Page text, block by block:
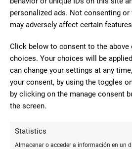
personalized ads. Not consenting
may adversely affect certain
Click below to consent to the above
choices. Your choices will be
can change your settings at any
your consent, by using the toggles
by clicking on the manage consent
the screen.
Statistics
Almacenar o acceder a información en un
un estatus de prestigio y
-Parker: Combina a la perfección la
tradición, ofreciendo plumas de gran
-Lamy: Aunque más conocidas por
Lamy también ofrece modelos
funcionalidad y ergonomía.
Cada una de estas marcas ofrece
satisfacer tanto a los aficionados
quienes buscan una pieza de lujo y
## Cuidado y mantenimiento